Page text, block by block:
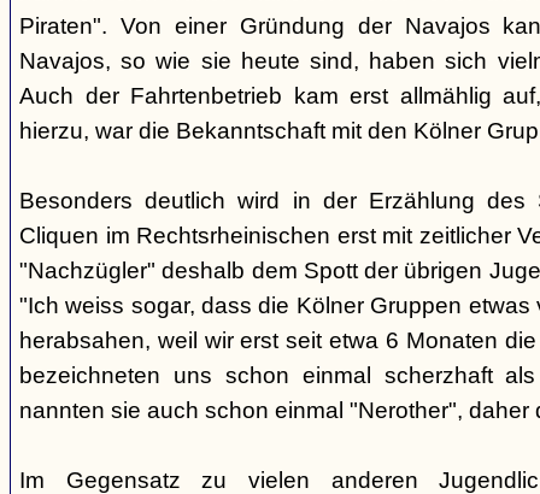
Piraten". Von einer Gründung der Navajos
Navajos, so wie sie heute sind, haben sich
Auch der Fahrtenbetrieb kam erst allmählig
hierzu, war die Bekanntschaft mit den Kölner
Besonders deutlich wird in der Erzählung
Cliquen im Rechtsrheinischen erst mit zeitlicher
"Nachzügler" deshalb dem Spott der übrigen
"Ich weiss sogar, dass die Kölner Gruppen
herabsahen, weil wir erst seit etwa 6 Monaten
bezeichneten uns schon einmal scherzhaft
nannten sie auch schon einmal "Nerother", daher
Im Gegensatz zu vielen anderen